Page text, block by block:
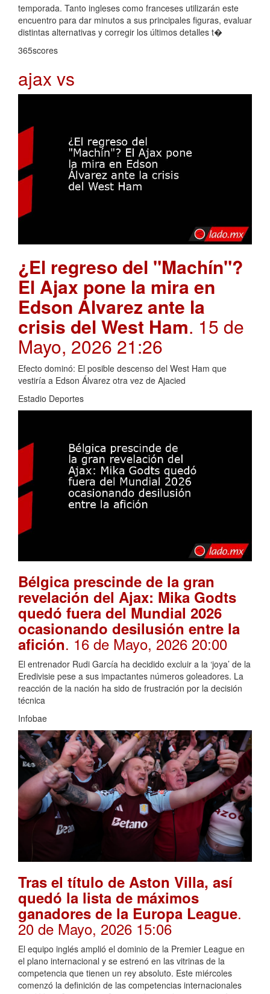
temporada. Tanto ingleses como franceses utilizarán este
encuentro para dar minutos a sus principales figuras, evaluar
distintas alternativas y corregir los últimos detalles t�
365scores
ajax vs
¿El regreso del "Machín"?
El Ajax pone la mira en
Edson Álvarez ante la
crisis del West Ham. 15 de
Mayo, 2026 21:26
Efecto dominó: El posible descenso del West Ham que
vestiría a Edson Álvarez otra vez de Ajacied
Estadio Deportes
Bélgica prescinde de la gran
revelación del Ajax: Mika Godts
quedó fuera del Mundial 2026
ocasionando desilusión entre la
afición. 16 de Mayo, 2026 20:00
El entrenador Rudi García ha decidido excluir a la ‘joya’ de la
Eredivisie pese a sus impactantes números goleadores. La
reacción de la nación ha sido de frustración por la decisión
técnica
Infobae
Tras el título de Aston Villa, así
quedó la lista de máximos
ganadores de la Europa League.
20 de Mayo, 2026 15:06
El equipo inglés amplió el dominio de la Premier League en
el plano internacional y se estrenó en las vitrinas de la
competencia que tienen un rey absoluto. Este miércoles
comenzó la definición de las competencias internacionales